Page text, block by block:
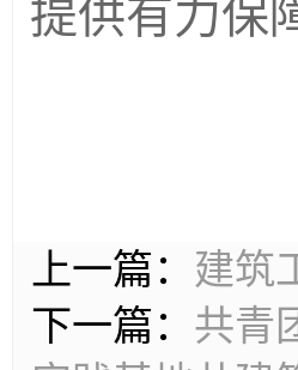
提供有力保
上一篇： 建筑
下一篇： 共青